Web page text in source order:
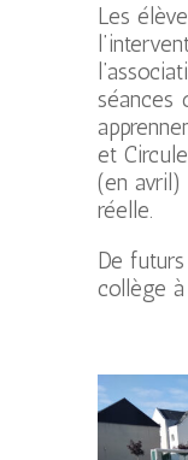
Les
séances
et
(en avril)
réelle.
De
collège à